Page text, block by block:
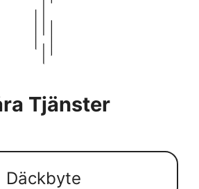
Tjänster
Däckbyte